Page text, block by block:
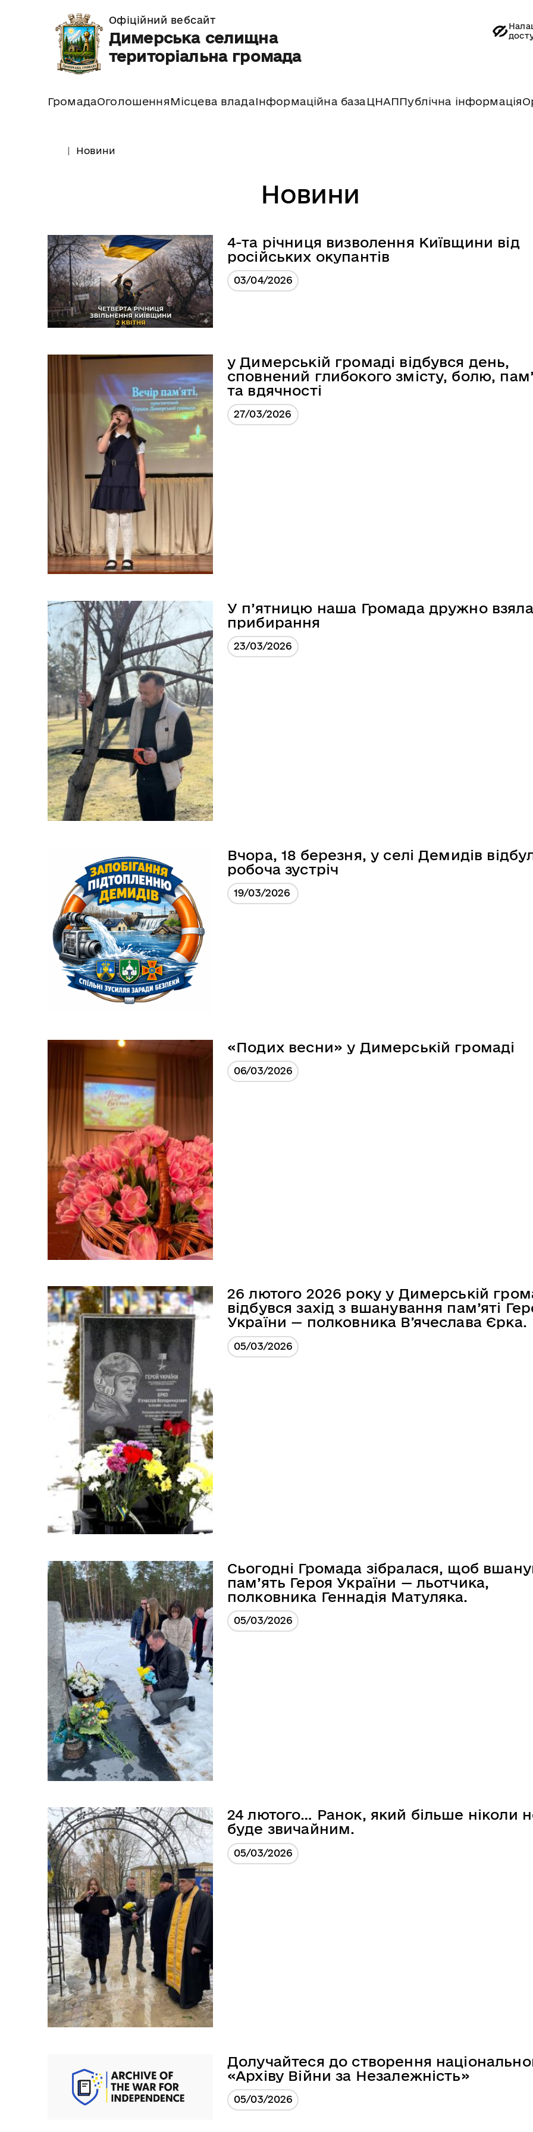
Офіційний вебсайт
Димерська селищна
територіальна громада
ГромадаОголошення Місцева владаІнформаційна база ЦНАППублічна інформація
Новини
Новини
4-та річниця визволення Київщини від
російських окупантів
03/04/2026
у Димерській громаді відбувся день,
сповнений глибокого змісту, болю,
та вдячності
27/03/2026
У п’ятницю наша Громада дружно
прибирання
23/03/2026
Вчора, 18 березня, у селі Демидів
робоча зустріч
19/03/2026
«Подих весни» у Димерській громаді
06/03/2026
26 лютого 2026 року у Димерській
відбувся захід з вшанування пам’яті
України — полковника Вʼячеслава Єрка.
05/03/2026
Сьогодні Громада зібралася, щоб
пам’ять Героя України — льотчика,
полковника Геннадія Матуляка.
05/03/2026
24 лютого… Ранок, який більше ніколи
буде звичайним.
05/03/2026
Долучайтеся до створення
«Архіву Війни за Незалежність»
05/03/2026